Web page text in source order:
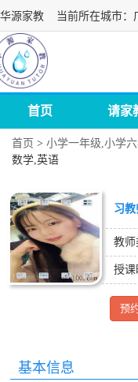
华源家教 当前所在城市：
首页 请家
首页 > 小学一年级,小学
数学,英语
习
教师
授课
预
基本信息